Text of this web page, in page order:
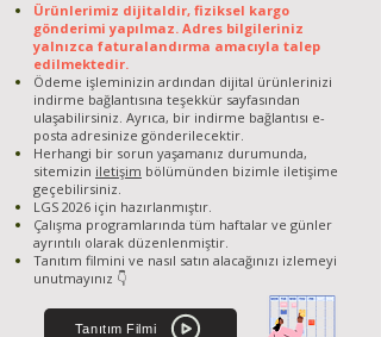
Ürünlerimiz dijitaldir, fiziksel kargo
gönderimi yapılmaz. Adres bilgileriniz
yalnızca faturalandırma amacıyla talep
edilmektedir.
Ödeme işleminizin ardından dijital ürünlerinizi
indirme bağlantısına teşekkür sayfasından
ulaşabilirsiniz. Ayrıca, bir indirme bağlantısı e-
posta adresinize gönderilecektir.
Herhangi bir sorun yaşamanız durumunda,
sitemizin iletişim bölümünden bizimle iletişime
geçebilirsiniz.
LGS 2026 için hazırlanmıştır.
Çalışma programlarında tüm haftalar ve günler
ayrıntılı olarak düzenlenmiştir.
Tanıtım filmini ve nasıl satın alacağınızı izlemeyi
unutmayınız 👇
Tanıtım Filmi